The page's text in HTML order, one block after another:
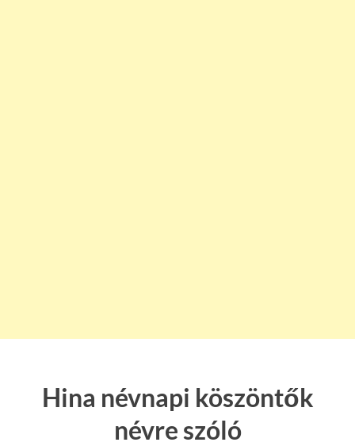
Hina névnapi köszöntők
névre szóló